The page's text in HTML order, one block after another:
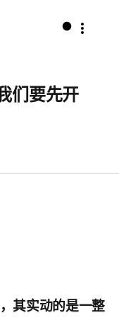
们要先开
其实动的是一整